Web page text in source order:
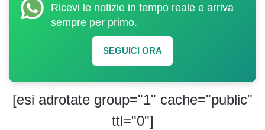
Ricevi le notizie in tempo reale e arriva
sempre per primo.
SEGUICI ORA
[esi adrotate group="1" cache="public"
ttl="0"]